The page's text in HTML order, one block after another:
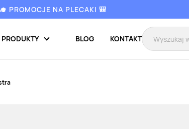
PROMOCJE NA PLECAKI 🎒
PRODUKTY BLOG KONTAKT